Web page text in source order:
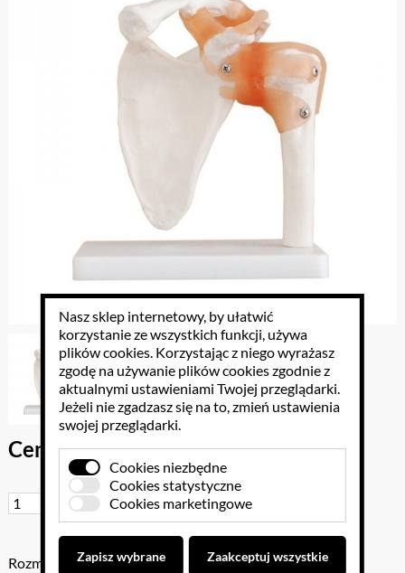
Cena brutto: 116.85 PLN
Do koszyka
Rozmiar: 17.5 x 15 x 21cm
Nasz sklep internetowy, by ułatwić
korzystanie ze wszystkich funkcji, używa
plików cookies. Korzystając z niego wyrażasz
zgodę na używanie plików cookies zgodnie z
aktualnymi ustawieniami Twojej przeglądarki.
Jeżeli nie zgadzasz się na to, zmień ustawienia
swojej przeglądarki.
Cookies niezbędne
Cookies statystyczne
Cookies marketingowe
Zapisz wybrane Zaakceptuj wszystkie